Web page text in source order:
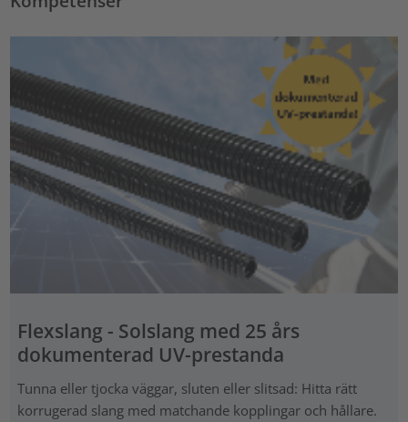
Flexslang - Solslang med 25 års
dokumenterad UV-prestanda
Tunna eller tjocka väggar, sluten eller slitsad: Hitta rätt
korrugerad slang med matchande kopplingar och hållare.